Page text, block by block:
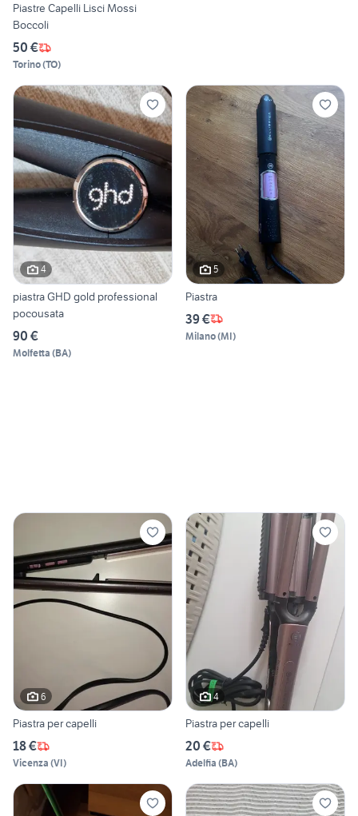
Piastre Capelli Lisci Mossi
Boccoli
50 €
Torino(TO)
4
piastra GHD gold professional
pocousata
90 €
Molfetta (BA)
5
Piastra
39 €
Milano(MI)
6
Piastra per capelli
18 €
Vicenza (VI)
4
Piastra per capelli
20 €
Adelfia (BA)